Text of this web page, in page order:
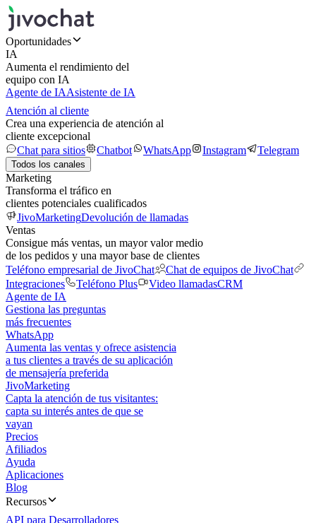
Oportunidades
IA
Aumenta el rendimiento del
equipo con IA
Agente de IAAsistente de IA
Atención al cliente
Crea una experiencia de atención al
cliente excepcional
Chat para sitios
Chatbot WhatsApp Instagram Telegram
Todos los canales
Marketing
Transforma el tráfico en
clientes potenciales cualificados
JivoMarketingDevolución de llamadas
Ventas
Consigue más ventas, un mayor valor medio
de los pedidos y una mayor base de clientes
Teléfono empresarial de JivoChat
Chat de equipos de JivoChat
Integraciones
Teléfono Plus Video llamadasCRM
Agente de IA
Gestiona las preguntas
más frecuentes
WhatsApp
Aumenta las ventas y ofrece asistencia
a tus clientes a través de su aplicación
de mensajería preferida
JivoMarketing
Capta la atención de tus visitantes:
capta su interés antes de que se
vayan
Precios
Afiliados
Ayuda
Aplicaciones
Blog
Recursos
API para Desarrolladores